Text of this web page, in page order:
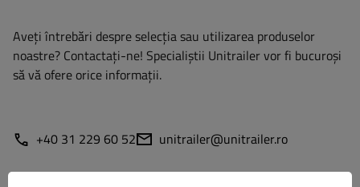
Aveți întrebări despre selecția sau utilizarea produselor
noastre? Contactaţi-ne! Specialiștii Unitrailer vor fi bucuroși
să vă ofere orice informații.
+40 31 229 60 52 unitrailer@unitrailer.ro